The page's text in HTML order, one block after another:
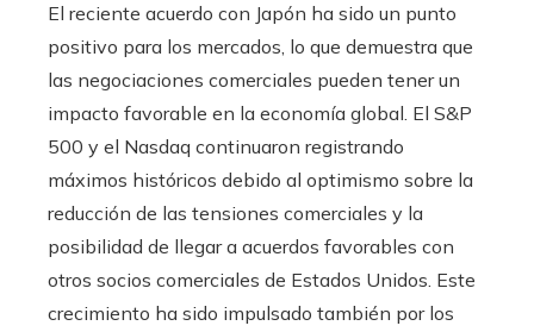
El reciente acuerdo con Japón ha sido un punto
positivo para los mercados, lo que demuestra que
las negociaciones comerciales pueden tener un
impacto favorable en la economía global. El S&P
500 y el Nasdaq continuaron registrando
máximos históricos debido al optimismo sobre la
reducción de las tensiones comerciales y la
posibilidad de llegar a acuerdos favorables con
otros socios comerciales de Estados Unidos. Este
crecimiento ha sido impulsado también por los